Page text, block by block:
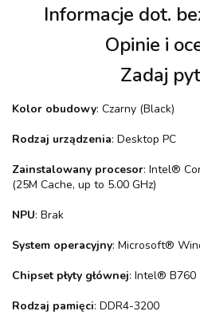
Informacje dot.
Opinie i
Zadaj
Kolor obudowy: Czarny (Black)
Rodzaj urządzenia: Desktop PC
Zainstalowany procesor: Intel®
(25M Cache, up to 5.00 GHz)
NPU: Brak
System operacyjny: Microsoft®
Chipset płyty głównej: Intel® B760
Rodzaj pamięci: DDR4-3200